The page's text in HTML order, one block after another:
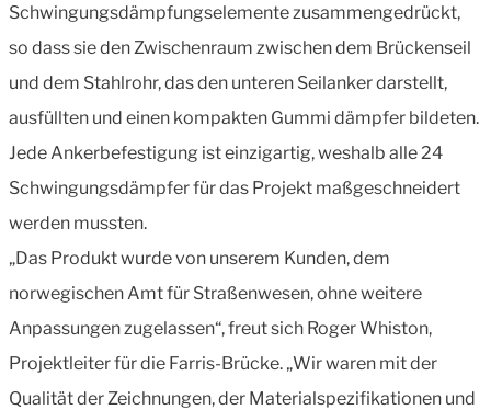
Schwingungsdämpfungselemente zusammengedrückt,
so dass sie den Zwischenraum zwischen dem Brückenseil
und dem Stahlrohr, das den unteren Seilanker darstellt,
ausfüllten und einen kompakten Gummi dämpfer bildeten.
Jede Ankerbefestigung ist einzigartig, weshalb alle 24
Schwingungsdämpfer für das Projekt maßgeschneidert
werden mussten.
„Das Produkt wurde von unserem Kunden, dem
norwegischen Amt für Straßenwesen, ohne weitere
Anpassungen zugelassen“, freut sich Roger Whiston,
Projektleiter für die Farris-Brücke. „Wir waren mit der
Qualität der Zeichnungen, der Materialspezifikationen und